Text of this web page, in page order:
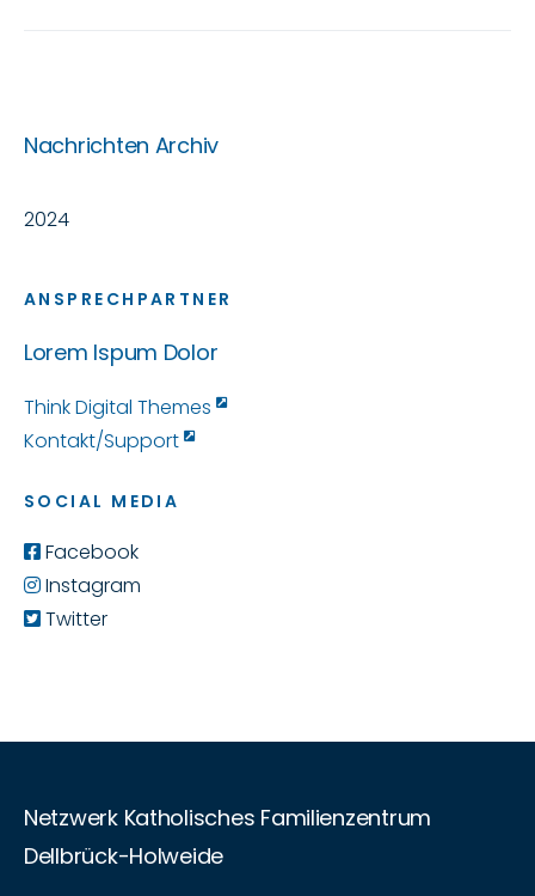
Nachrichten Archiv
2024
ANSPRECHPARTNER
Lorem Ispum Dolor
Think Digital Themes
Kontakt/Support
SOCIAL MEDIA
Facebook
Instagram
Twitter
Netzwerk Katholisches Familienzentrum
Dellbrück-Holweide